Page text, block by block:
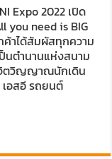
Expo 2022 เปิด
you need is BIG
ค้าได้สัมผัสทุกความ
นตำนานแห่งสนาม
จิตวิญญาณนักเดิน
อสอี รถยนต์